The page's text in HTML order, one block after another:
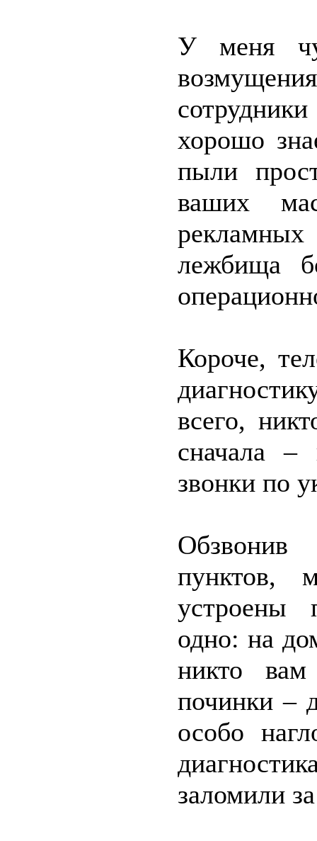
У меня
хорошо
пыли
ваших
лежбища
Короче,
всего,
сначала –
звонки по
пунктов,
устроены
одно: на
никто
починки –
особо
заломили